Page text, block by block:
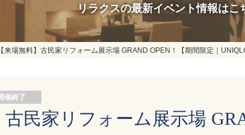
リラクスの最新イベント情報はこ
【来場無料】古民家リフォーム展示場 GRAND OPEN！【期間限定｜
催終了
古民家リフォーム展示場